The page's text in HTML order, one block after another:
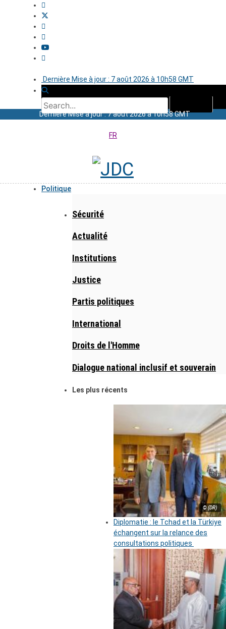
Dernière Mise à jour : 7 août 2026 à 10h58 GMT
Dernière Mise à jour : 7 août 2026 à 10h58 GMT
FR
Politique
Sécurité
Actualité
Institutions
Justice
Partis politiques
International
Droits de l'Homme
Dialogue national inclusif et souverain
Les plus récents
© (DR)
Diplomatie : le Tchad et la Türkiye
échangent sur la relance des
consultations politiques